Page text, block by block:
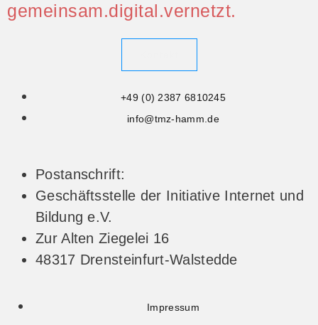
gemeinsam.digital.vernetzt.
+49 (0) 2387 6810245
info@tmz-hamm.de
Postanschrift:
Geschäftsstelle der Initiative Internet und
Bildung e.V.
Zur Alten Ziegelei 16
48317 Drensteinfurt-Walstedde
Impressum